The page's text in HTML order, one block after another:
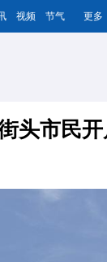
视频 节气 更多
头市民